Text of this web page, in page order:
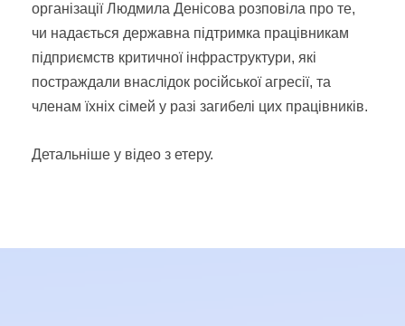
організації Людмила Денісова розповіла про те,
чи надається державна підтримка працівникам
підприємств критичної інфраструктури, які
постраждали внаслідок російської агресії, та
членам їхніх сімей у разі загибелі цих працівників.
Детальніше у відео з етеру.